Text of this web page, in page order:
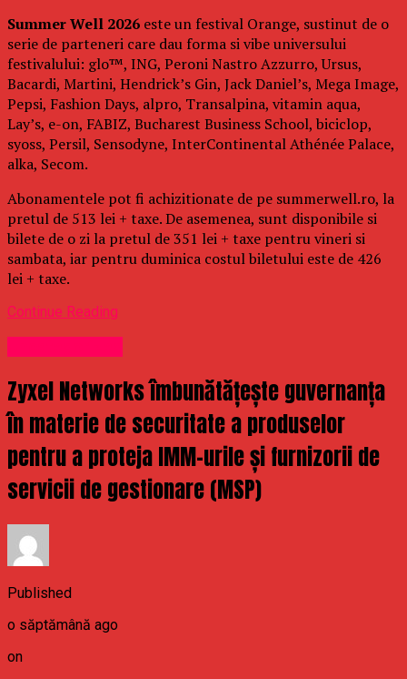
Summer Well 2026 este un festival Orange, sustinut de o
serie de parteneri care dau forma si vibe universului
festivalului: glo™, ING, Peroni Nastro Azzurro, Ursus,
Bacardi, Martini, Hendrick’s Gin, Jack Daniel’s, Mega Image,
Pepsi, Fashion Days, alpro, Transalpina, vitamin aqua,
Lay’s, e-on, FABIZ, Bucharest Business School, biciclop,
syoss, Persil, Sensodyne, InterContinental Athénée Palace,
alka, Secom.
Abonamentele pot fi achizitionate de pe summerwell.ro, la
pretul de 513 lei + taxe. De asemenea, sunt disponibile si
bilete de o zi la pretul de 351 lei + taxe pentru vineri si
sambata, iar pentru duminica costul biletului este de 426
lei + taxe.
Continue Reading
Zyxel Networks îmbunătățește guvernanța
în materie de securitate a produselor
pentru a proteja IMM-urile și furnizorii de
servicii de gestionare (MSP)
Published
o săptămână ago
on